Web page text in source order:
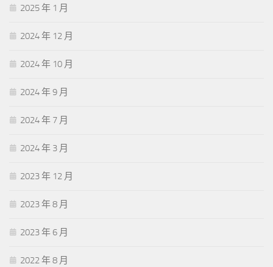
2025 年 1 月
2024 年 12 月
2024 年 10 月
2024 年 9 月
2024 年 7 月
2024 年 3 月
2023 年 12 月
2023 年 8 月
2023 年 6 月
2022 年 8 月